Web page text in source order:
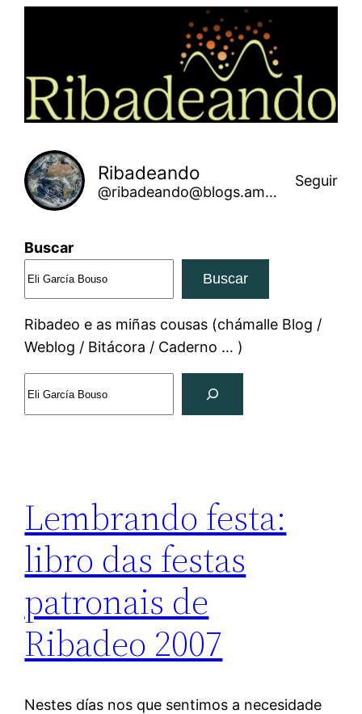
Ribadeando
@ribadeando@blogs.amarinha.gal
Seguir
Buscar
Buscar
Ribadeo e as miñas cousas (chámalle Blog /
Weblog / Bitácora / Caderno … )
Lembrando festa:
libro das festas
patronais de
Ribadeo 2007
Nestes días nos que sentimos a necesidade